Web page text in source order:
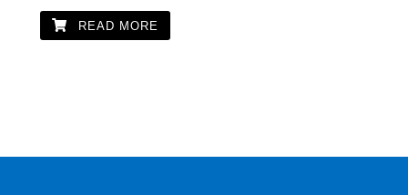
READ MORE